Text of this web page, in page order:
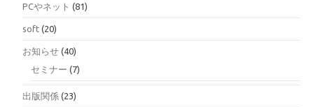
PCやネット (81)
soft (20)
お知らせ (40)
セミナー (7)
出版関係 (23)